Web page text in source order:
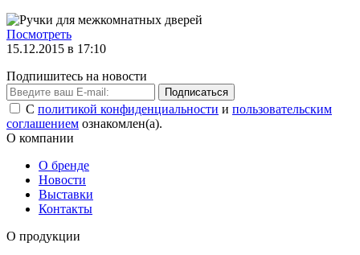
Посмотреть
15.12.2015 в 17:10
Подпишитесь на новости
Подписаться
С политикой конфиденциальности и пользовательским
соглашением ознакомлен(а).
О компании
О бренде
Новости
Выставки
Контакты
О продукции